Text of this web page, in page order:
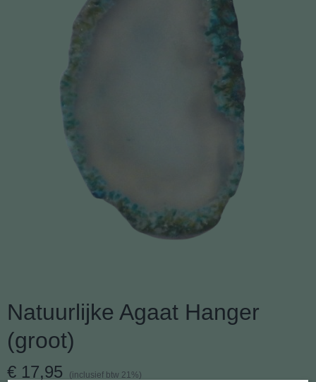
Natuurlijke Agaat Hanger
(groot)
€ 17,95 (inclusief btw 21%)